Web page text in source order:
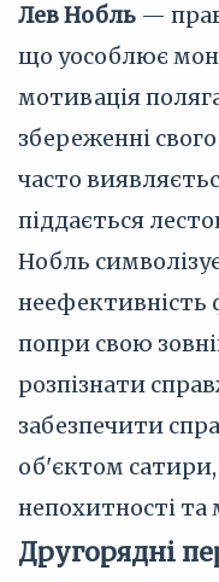
Лев Нобль —
що уособлює
мотивація
збереженні
часто
піддається
Нобль
неефективність
попри свою
розпізнати
забезпечити
об'єктом
непохитності та
Другорядні